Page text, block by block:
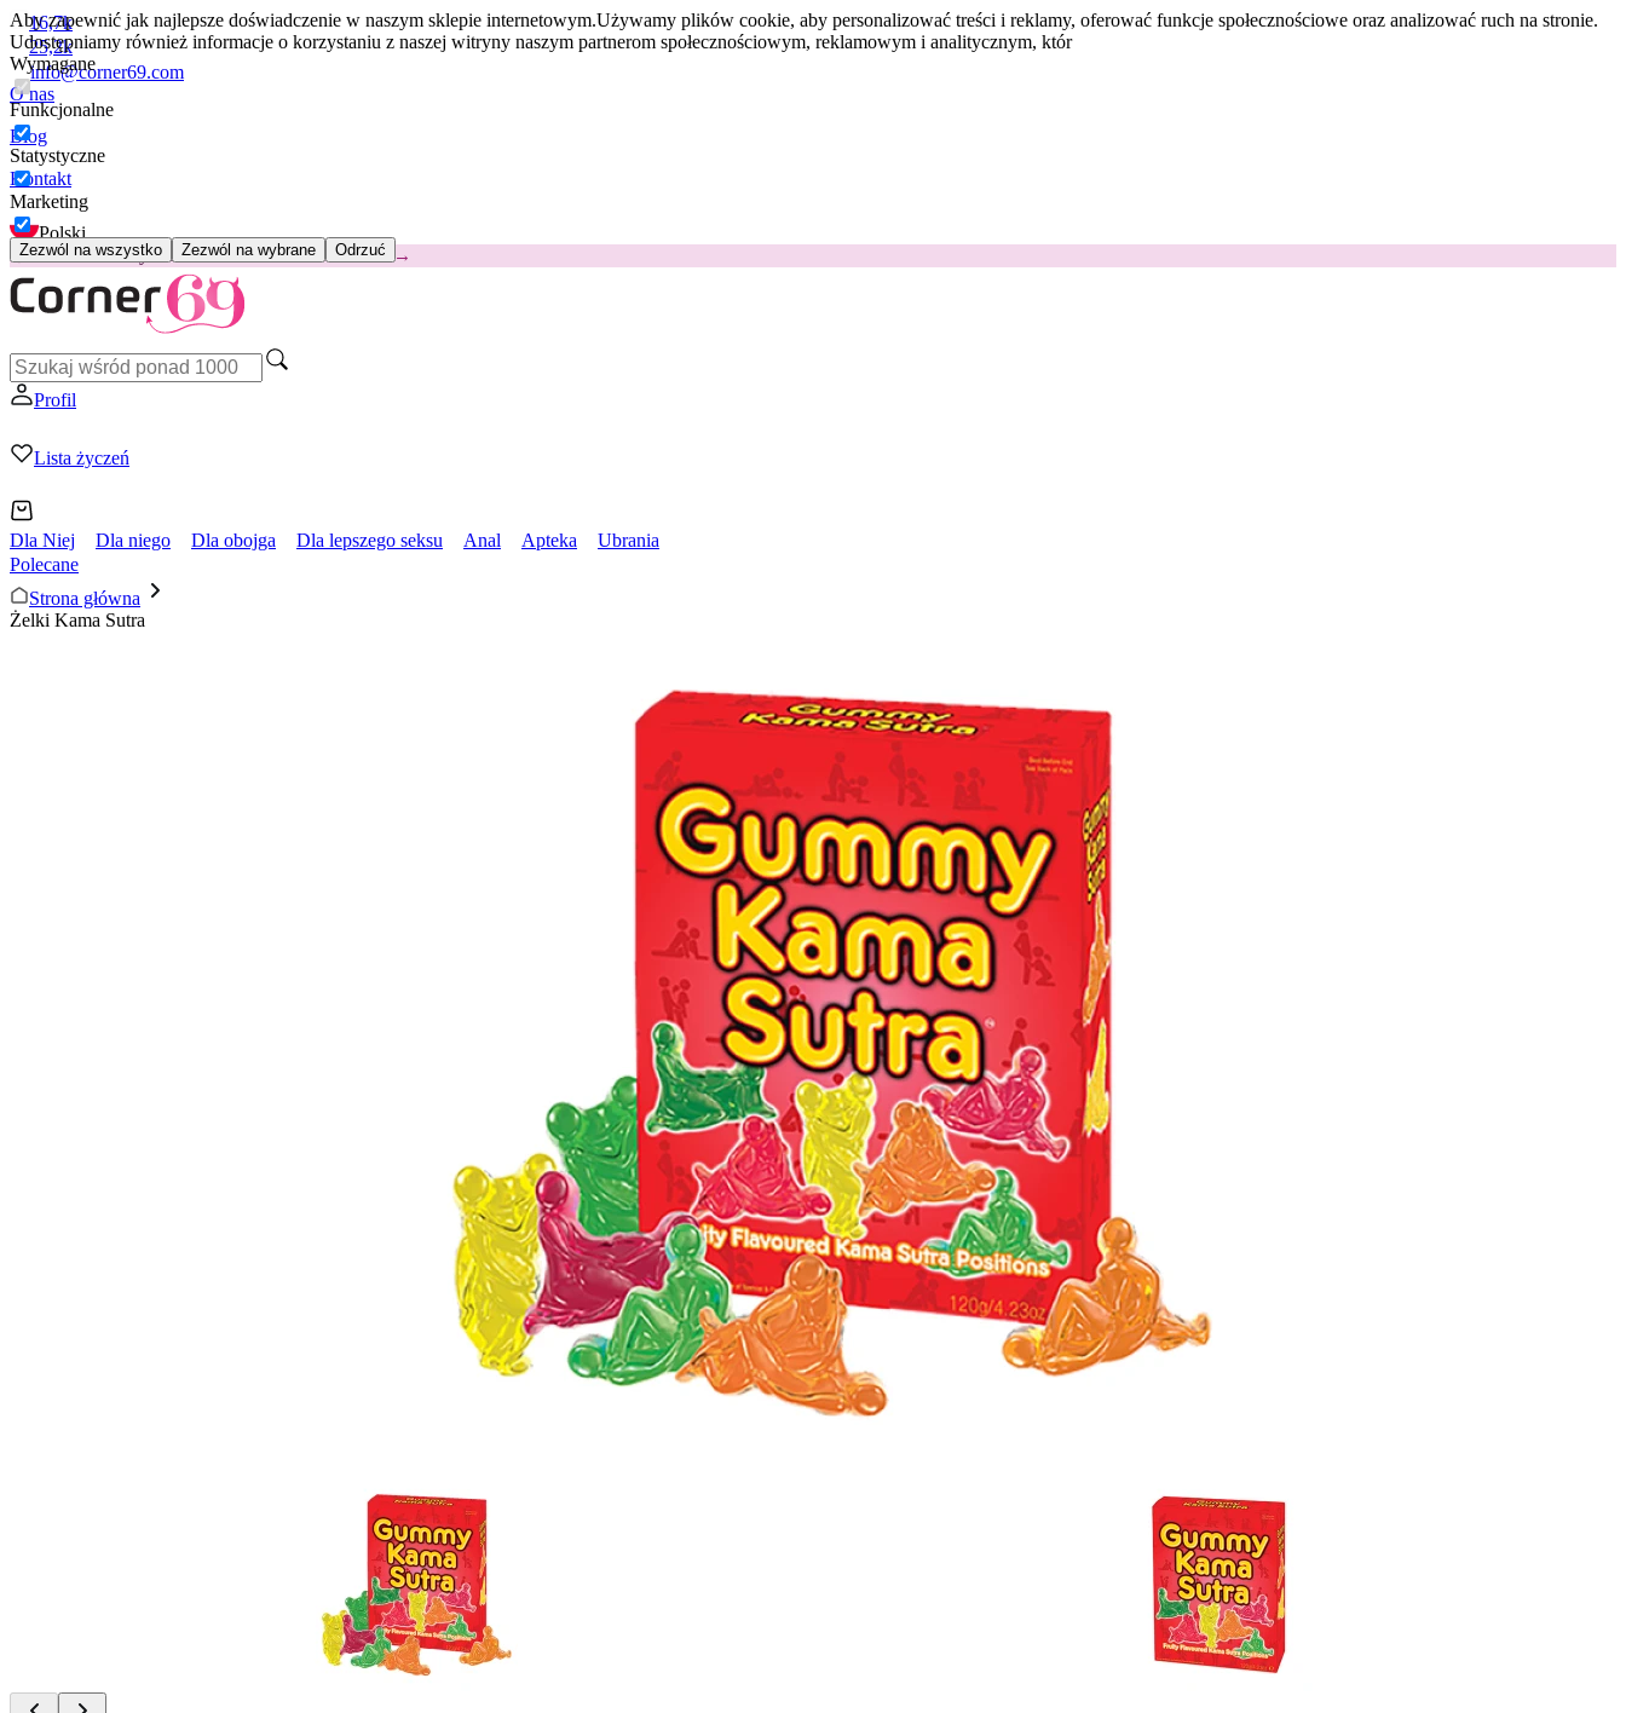
Aby zapewnić jak najlepsze doświadczenie w naszym sklepie internetowym.Używamy plików cookie, aby personalizować treści i reklamy, oferować funkcje społecznościowe oraz analizować ruch na stronie.
Udostępniamy również informacje o korzystaniu z naszej witryny naszym partnerom społecznościowym, reklamowym i analitycznym, któr
Wymagane
Funkcjonalne
Statystyczne
Marketing
Zezwól na wszystko Zezwól na wybrane Odrzuć
16,7k
25,2k
info@corner69.com
O nas
Blog
Kontakt
Polski
😽Svakom Klitty: 65 zł TANIEJKod: KLITTY →
Profil
Lista życzeń
Dla Niej Dla niego Dla obojga Dla lepszego seksu Anal Apteka
Ubrania
Polecane
Strona główna
Żelki Kama Sutra